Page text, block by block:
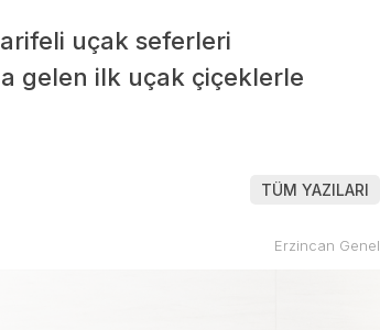
uçak seferleri
gelen ilk uçak çiçeklerle
TÜM YAZILARI
Erzincan Genel